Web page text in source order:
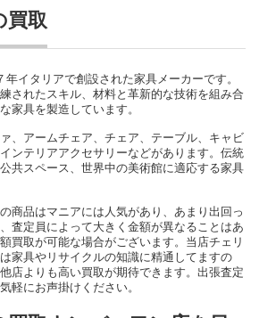
買取
年イタリアで創設された家具メーカーです。
されたスキル、材料と革新的な技術を組み合
家具を製造しています。
、アームチェア、チェア、テーブル、キャビ
ンテリアアクセサリーなどがあります。伝統
共スペース、世界中の美術館に適応する家具
商品はマニアには人気があり、あまり出回っ
査定員によって大きく金額が異なることはあ
買取が可能な場合がございます。当店チェリ
家具やリサイクルの知識に精通してますの
店よりも高い買取が期待できます。出張査定
軽にお声掛けください。